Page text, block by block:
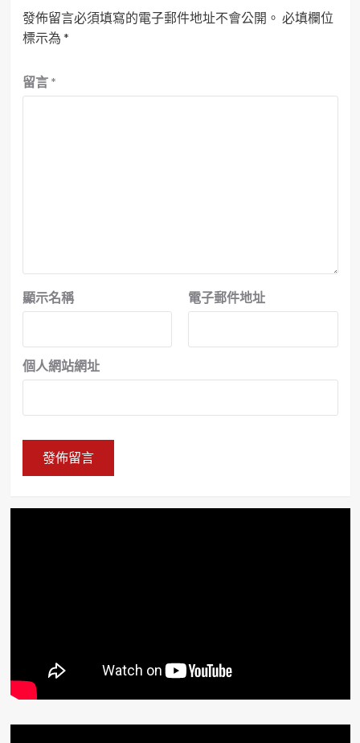
發佈留言必須填寫的電子郵件地址不會公開。 必填欄位
標示為 *
留言 *
顯示名稱 電子郵件地址
個人網站網址